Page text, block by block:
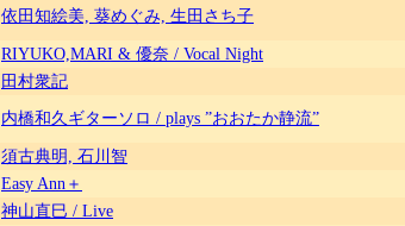
依田知絵美, 葵めぐみ, 生田さち子
RIYUKO,MARI & 優奈 / Vocal Night
田村衆記
内橋和久ギターソロ / plays ”おおたか静流”
須古典明, 石川智
Easy Ann＋
神山直巳 / Live